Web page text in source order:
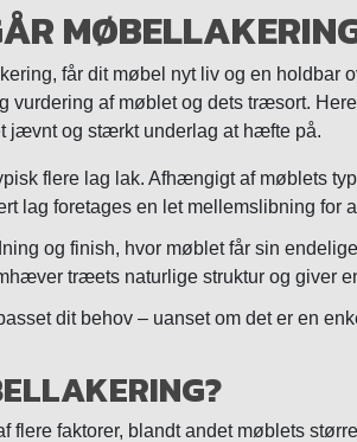
får dit møbel nyt liv og en holdbar
vurdering af møblet og dets træsort.
jævnt og stærkt underlag at hæfte på.
flere lag lak. Afhængigt af møblets
lag foretages en let mellemslibning for
og finish, hvor møblet får sin
træets naturlige struktur og giver
dit behov – uanset om det er en
flere faktorer, blandt andet møblets